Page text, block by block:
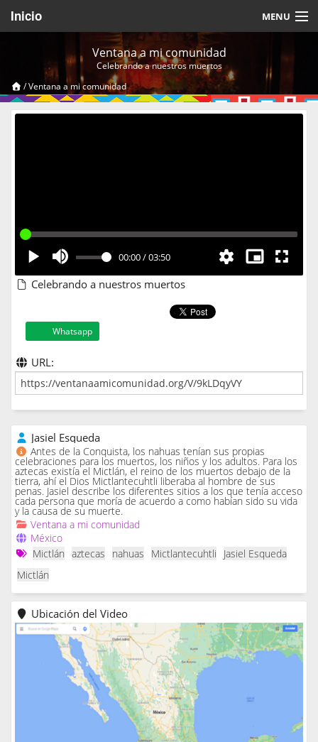
Inicio MENU
Videos Temáticos
Cerrar Sesión
Ventana a mi comunidad
Celebrando a nuestros muertos
/Ventana a mi comunidad
00:00/03:50
Celebrando a nuestros muertos
Whatsapp
URL:
Jasiel Esqueda
Antes de la Conquista, los nahuas tenían sus propias
celebraciones para los muertos, los niños y los adultos. Para los
aztecas existía el Mictlán, el reino de los muertos debajo de la
tierra, ahí el Dios Mictlantecuhtli liberaba al hombre de sus
penas. Jasiel describe los diferentes sitios a los que tenía acceso
cada persona que moría de acuerdo a como habían sido su vida
y la causa de su muerte.
Ventana a mi comunidad
México
Mictlán aztecas nahuas Mictlantecuhtli
Jasiel Esqueda
Mictlán
Ubicación del Video